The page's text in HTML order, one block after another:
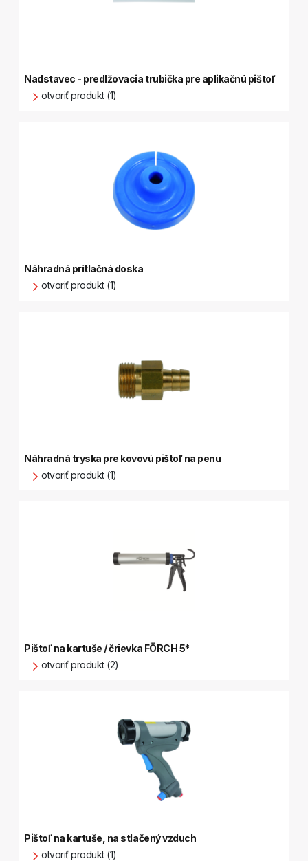
Nadstavec - predlžovacia trubička pre aplikačnú pištoľ
otvoriť produkt (1)
Náhradná prítlačná doska
otvoriť produkt (1)
Náhradná tryska pre kovovú pištoľ na penu
otvoriť produkt (1)
Pištoľ na kartuše / črievka FÖRCH 5*
otvoriť produkt (2)
Pištoľ na kartuše, na stlačený vzduch
otvoriť produkt (1)